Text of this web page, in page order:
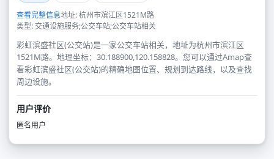
查看完整信息地址: 杭州市滨江区1521M路
类型: 交通设施服务;公交车站;公交车站相关
彩虹滨盛社区(公交站)是一家公交车站相关，地址为杭州市滨江区
1521M路。地理坐标：30.188900,120.158828。您可以通过Amap查
看彩虹滨盛社区(公交站)的精确地图位置、规划到达路线，以及查找
周边设施。
用户评价
匿名用户